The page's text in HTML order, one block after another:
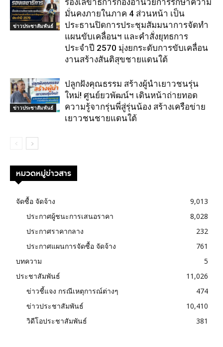
ข่าวประชาสัมพันธ์
มั่นคงภายในภาค 4 ส่วนหน้า เป็น
ประธานปิดการประชุมสัมมนาการจัดทำ
แผนขับเคลื่อนฯ และคำสั่งยุทธการ
ประจำปี 2570 มุ่งยกระดับการขับเคลื่อน
งานสร้างสันติสุขชายแดนใต้
ข่าวประชาสัมพันธ์
ปลูกฝังคุณธรรม สร้างผู้นำเยาวชนรุ่น
ใหม่! ศูนย์ยวพัฒน์ฯ เดินหน้าถ่ายทอด
ความรู้จากรุ่นพี่สู่รุ่นน้อง สร้างเครือข่าย
เยาวชนชายแดนใต้
หมวดหมู่ข่าวสาร
จัดซื้อ จัดจ้าง
9,013
ประกาศผู้ชนะการเสนอราคา
8,028
ประกาศราคากลาง
232
ประกาศแผนการจัดซื้อ จัดจ้าง
761
บทความ
5
ประชาสัมพันธ์
11,026
ข่าวชี้แจง กรณีเหตุการณ์ต่างๆ
474
ข่าวประชาสัมพันธ์
10,410
วิดีโอประชาสัมพันธ์
381